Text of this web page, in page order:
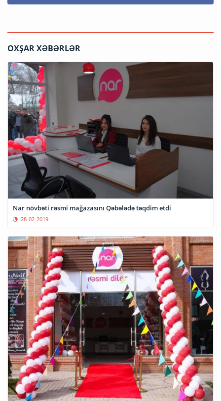
OXŞAR XƏBƏRLƏR
Nar növbəti rəsmi mağazasını Qəbələdə təqdim etdi
28-02-2019